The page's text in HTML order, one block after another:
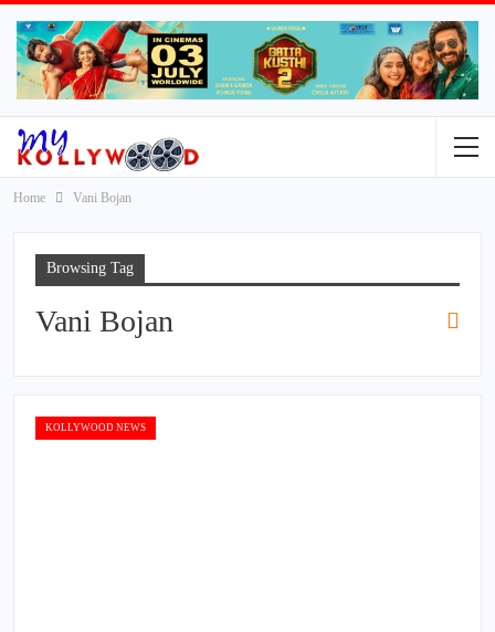
Home Vani Bojan
Browsing Tag
Vani Bojan
KOLLYWOOD NEWS